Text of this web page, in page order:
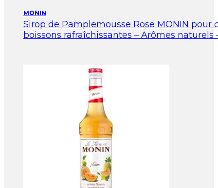
MONIN
Sirop de Pamplemousse Rose MONIN pour
boissons rafraîchissantes – Arômes naturels